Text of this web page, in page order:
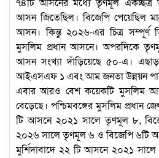
আসন জিতেছিল। বিজেপি পেয়েছিল
আসন। কিন্তু ২০২৬-এর চিত্র সম্পূর্ণ
মুসলিম প্রধান আসনে। অপরদিকে
আসন সংখ্যা দাঁড়িয়েছে ৫০-এ।
আইএসএফ ১ এবং আম জনতা উন্নয়ন
এবার আরও বেশ কয়েকটি মুসলিম
বেড়েছে। পশ্চিমবঙ্গের মুসলিম প্রধান
টি আসনে ২০২১ সালে তৃণমূল ৮,
২০২৬ সালে তৃণমূল ৬ ও বিজেপি ৬টি
মুর্শিদাবাদে ২২ টি আসনে ২০২১